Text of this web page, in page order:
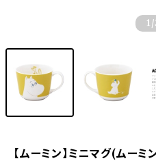
1 /
【ムーミン】ミニマグ(ムーミ